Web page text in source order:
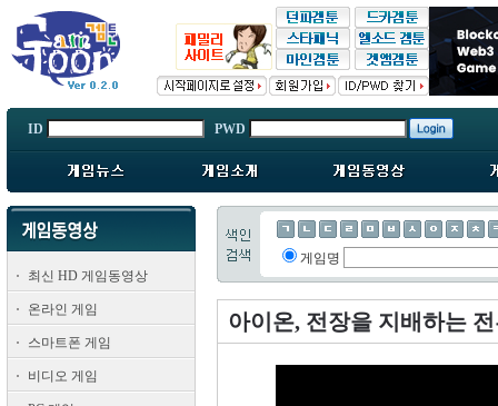
ID PWD
최신 HD 게임동영상
온라인 게임
스마트폰 게임
비디오 게임
게임명
아이온, 전장을 지배하는